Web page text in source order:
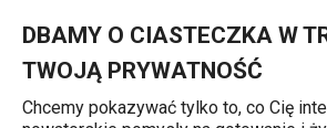
DBAMY O CIASTECZKA W
TWOJĄ PRYWATNOŚĆ
Chcemy pokazywać tylko to, co Cię